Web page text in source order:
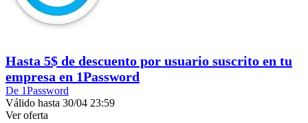
Hasta 5$ de descuento por usuario suscrito en tu
empresa en 1Password
De 1Password
Válido hasta 30/04 23:59
Ver oferta